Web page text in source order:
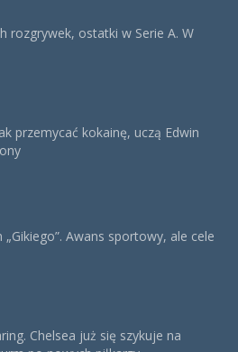
rozgrywek, ostatki w Serie A. W
przemycać kokainę, uczą Edwin
Awans sportowy, ale cele
Chelsea już się szykuje na